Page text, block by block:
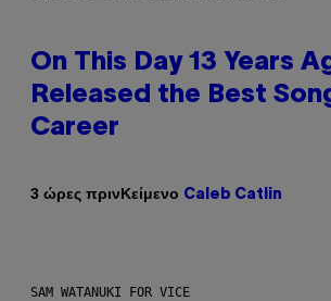
On This Day 13 Years
Released the Best
Career
3 ώρες πρινΚείμενο Caleb Catlin
SAM WATANUKI FOR VICE